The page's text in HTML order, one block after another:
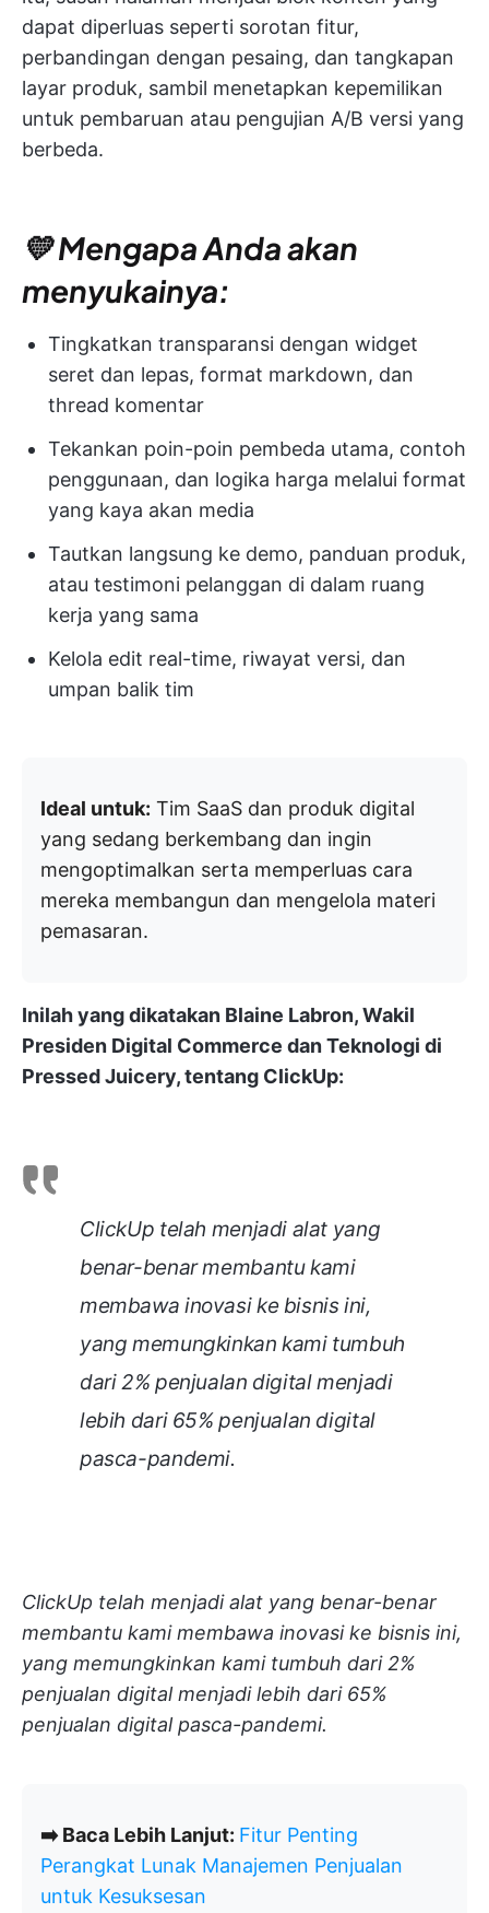
dapat diperluas seperti sorotan fitur,
perbandingan dengan pesaing, dan tangkapan
layar produk, sambil menetapkan kepemilikan
untuk pembaruan atau pengujian A/B versi yang
berbeda.
💛 Mengapa Anda akan
menyukainya:
Tingkatkan transparansi dengan widget
seret dan lepas, format markdown, dan
thread komentar
Tekankan poin-poin pembeda utama, contoh
penggunaan, dan logika harga melalui format
yang kaya akan media
Tautkan langsung ke demo, panduan produk,
atau testimoni pelanggan di dalam ruang
kerja yang sama
Kelola edit real-time, riwayat versi, dan
umpan balik tim
Ideal untuk: Tim SaaS dan produk digital
yang sedang berkembang dan ingin
mengoptimalkan serta memperluas cara
mereka membangun dan mengelola materi
pemasaran.
Inilah yang dikatakan Blaine Labron, Wakil
Presiden Digital Commerce dan Teknologi di
Pressed Juicery, tentang ClickUp:
ClickUp telah menjadi alat yang
benar-benar membantu kami
membawa inovasi ke bisnis ini,
yang memungkinkan kami tumbuh
dari 2% penjualan digital menjadi
lebih dari 65% penjualan digital
pasca-pandemi.
ClickUp telah menjadi alat yang benar-benar
membantu kami membawa inovasi ke bisnis ini,
yang memungkinkan kami tumbuh dari 2%
penjualan digital menjadi lebih dari 65%
penjualan digital pasca-pandemi.
➡️ Baca Lebih Lanjut: Fitur Penting
Perangkat Lunak Manajemen Penjualan
untuk Kesuksesan